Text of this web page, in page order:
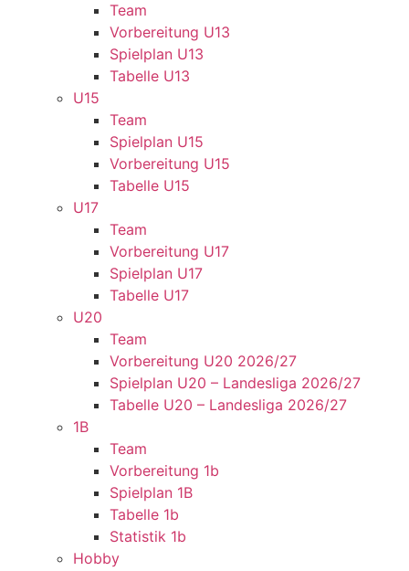
Team
Vorbereitung U13
Spielplan U13
Tabelle U13
U15
Team
Spielplan U15
Vorbereitung U15
Tabelle U15
U17
Team
Vorbereitung U17
Spielplan U17
Tabelle U17
U20
Team
Vorbereitung U20 2026/27
Spielplan U20 – Landesliga 2026/27
Tabelle U20 – Landesliga 2026/27
1B
Team
Vorbereitung 1b
Spielplan 1B
Tabelle 1b
Statistik 1b
Hobby